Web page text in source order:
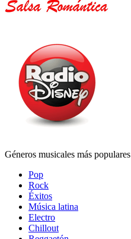
Géneros musicales más populares
Pop
Rock
Éxitos
Música latina
Electro
Chillout